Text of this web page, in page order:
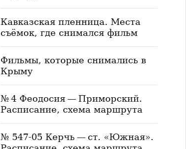
Кавказская пленница. Места
съёмок, где снимался фильм
Фильмы, которые снимались в
Крыму
№ 4 Феодосия — Приморский.
Расписание, схема маршрута
№ 547-05 Керчь — ст. «Южная».